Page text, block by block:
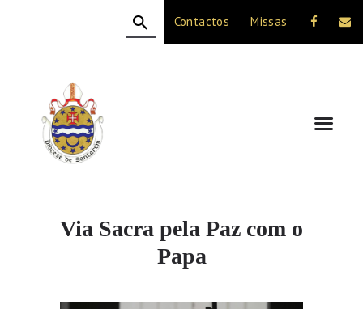
Contactos Missas
Via Sacra pela Paz com o
Papa
A DIOCESE
CELEBRAÇÃO
VIDA CRISTÃ
NOTÍCIAS